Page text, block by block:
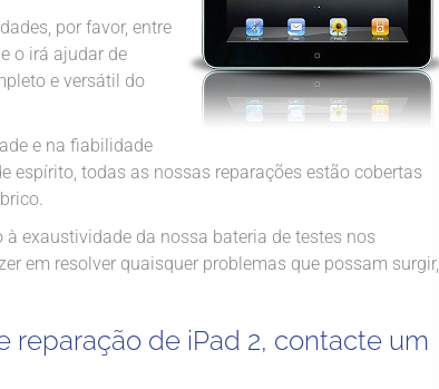
por favor, entre
o irá ajudar de
e versátil do
e na fiabilidade
espírito, todas as nossas reparações estão cobertas
exaustividade da nossa bateria de testes nos
em resolver quaisquer problemas que possam surgir,
reparação de iPad 2, contacte um